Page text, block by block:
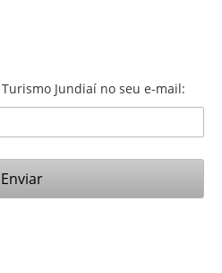
Jundiaí no seu e-mail: